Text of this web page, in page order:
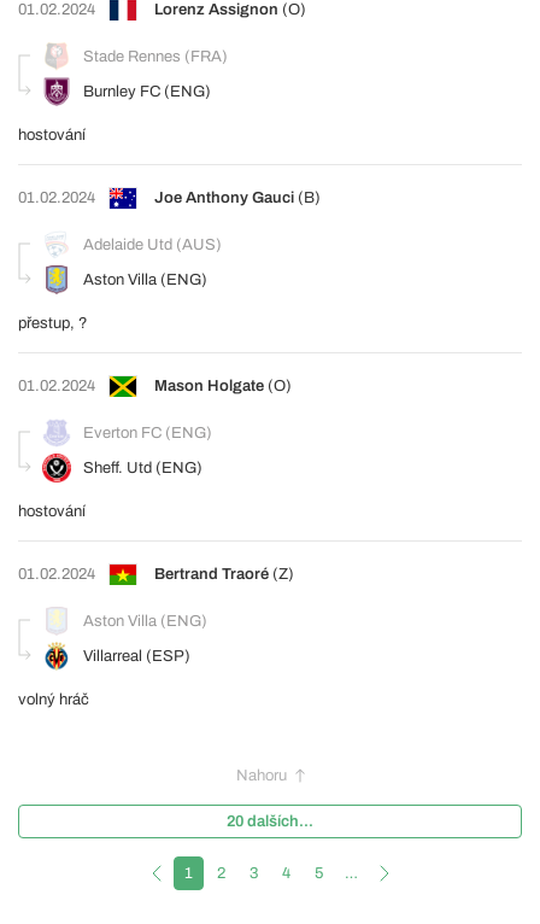
01.02.2024 Lorenz Assignon (O)
Stade Rennes (FRA)
Burnley FC (ENG)
hostování
01.02.2024 Joe Anthony Gauci (B)
Adelaide Utd (AUS)
Aston Villa (ENG)
přestup, ?
01.02.2024 Mason Holgate (O)
Everton FC (ENG)
Sheff. Utd (ENG)
hostování
01.02.2024 Bertrand Traoré (Z)
Aston Villa (ENG)
Villarreal (ESP)
volný hráč
Nahoru
20 dalších...
1 2 3 4 5 …